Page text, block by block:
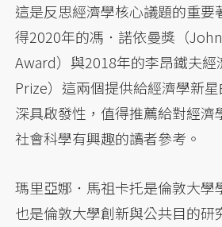
這是反思經濟學核心議題的重要
得2020年的馮．諾依曼獎（
Award）與2018年的李昂鐵夫
Prize）這兩個提供給經濟學新
深具啟發性，值得推薦給對經濟
社會科學有興趣的讀者參考。
瑪里亞娜．馬祖卡托是倫敦大學
也是倫敦大學創新與公共目的研